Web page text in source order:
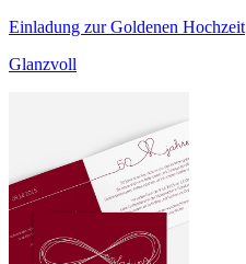
Einladung zur Goldenen Hochzeit
Glanzvoll